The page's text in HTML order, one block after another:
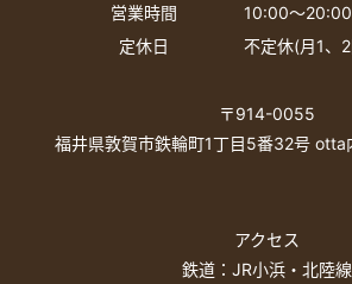
営業時間
10:00〜20:00
定休日
不定休(月1、
〒914-0055
福井県敦賀市鉄輪町1丁目5番32号 otta
アクセス
鉄道：JR小浜・北陸線